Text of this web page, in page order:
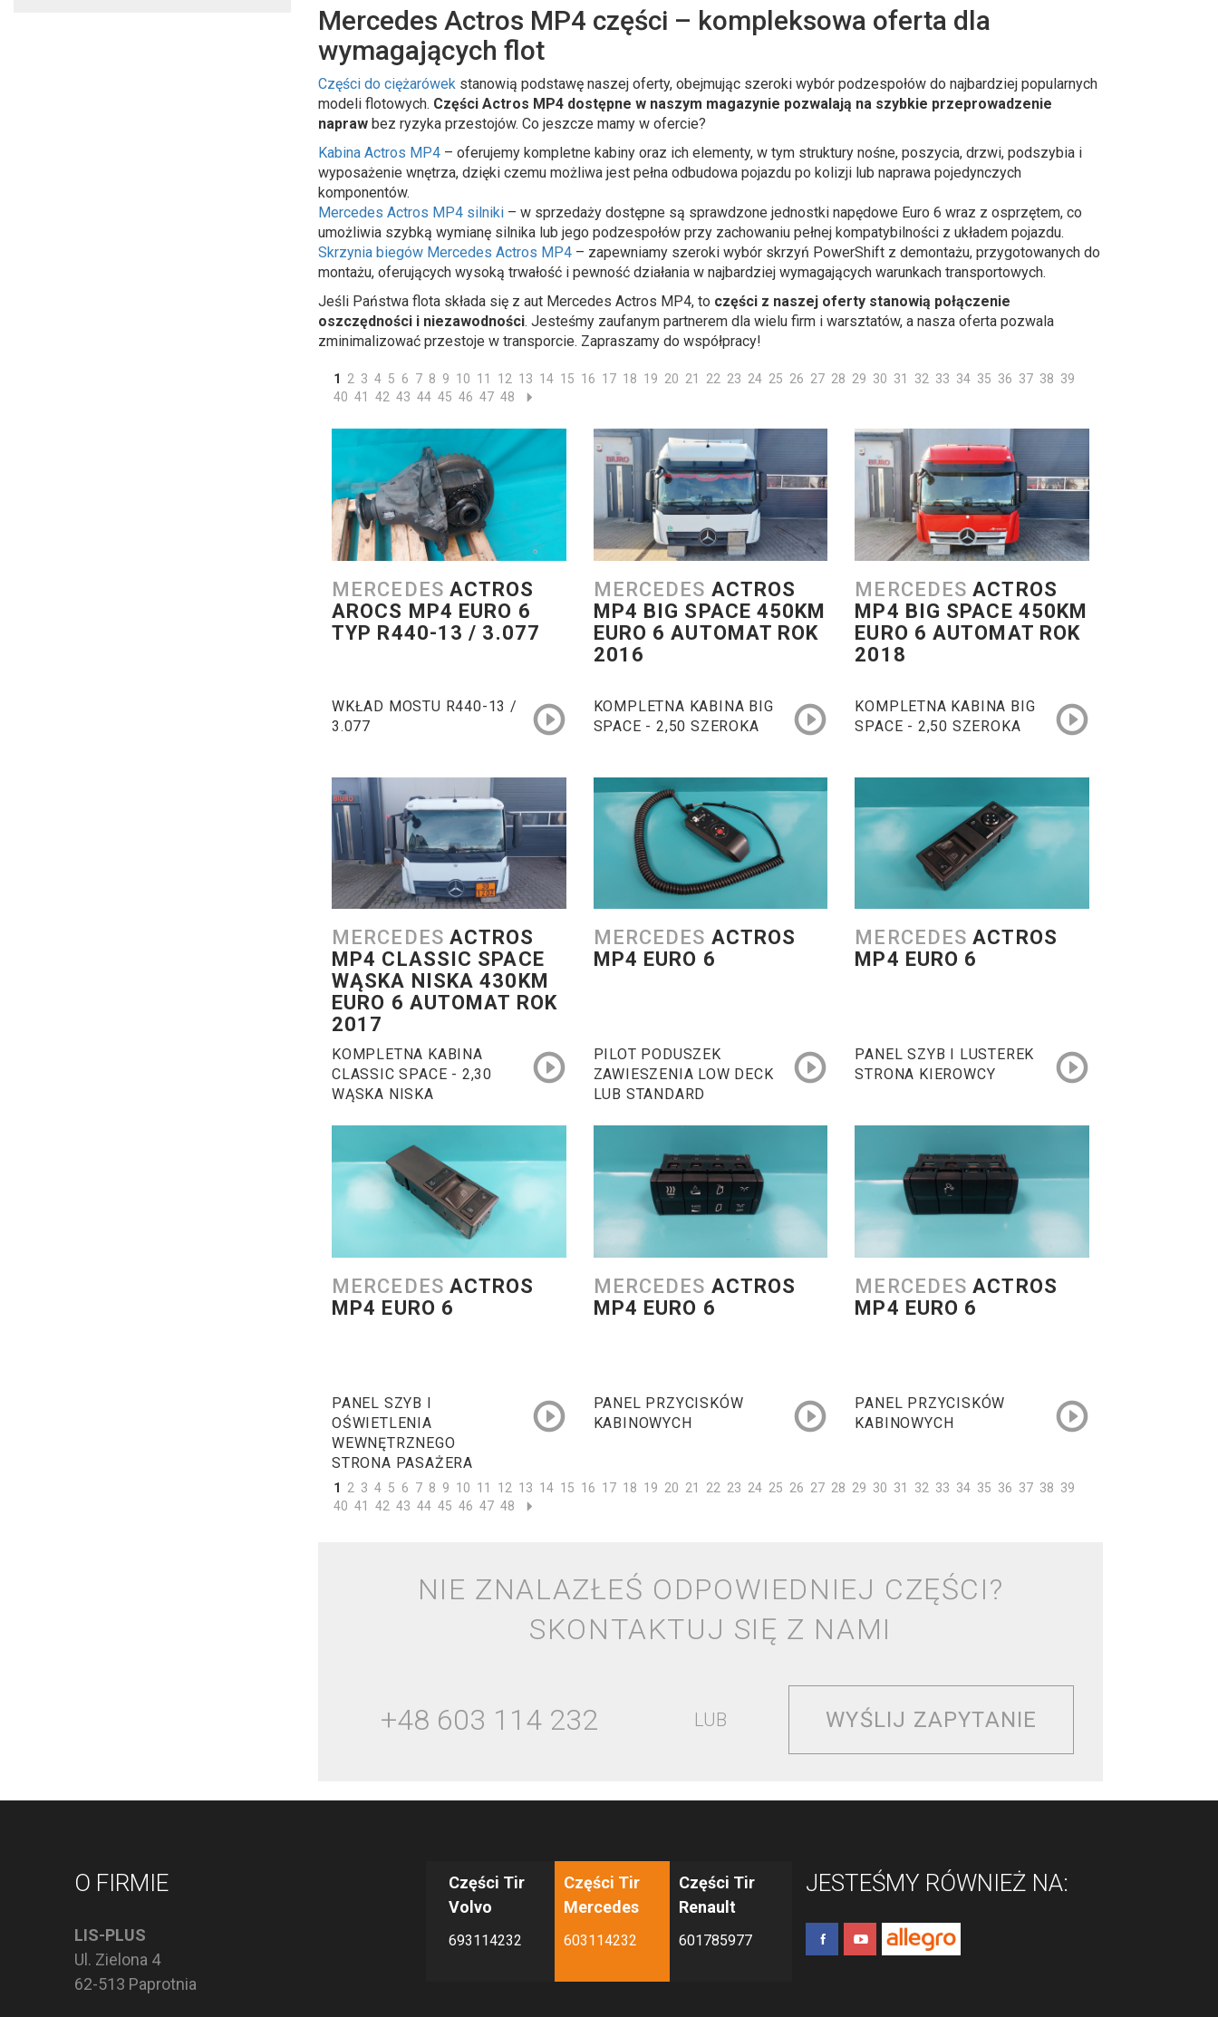
Mercedes Actros MP4 części – kompleksowa oferta dla
wymagających flot
Części do ciężarówek stanowią podstawę naszej oferty, obejmując szeroki wybór podzespołów do najbardziej popularnych
modeli flotowych. Części Actros MP4 dostępne w naszym magazynie pozwalają na szybkie przeprowadzenie
napraw bez ryzyka przestojów. Co jeszcze mamy w ofercie?
Kabina Actros MP4 – oferujemy kompletne kabiny oraz ich elementy, w tym struktury nośne, poszycia, drzwi, podszybia i
wyposażenie wnętrza, dzięki czemu możliwa jest pełna odbudowa pojazdu po kolizji lub naprawa pojedynczych
komponentów.
Mercedes Actros MP4 silniki – w sprzedaży dostępne są sprawdzone jednostki napędowe Euro 6 wraz z osprzętem, co
umożliwia szybką wymianę silnika lub jego podzespołów przy zachowaniu pełnej kompatybilności z układem pojazdu.
Skrzynia biegów Mercedes Actros MP4 – zapewniamy szeroki wybór skrzyń PowerShift z demontażu, przygotowanych do
montażu, oferujących wysoką trwałość i pewność działania w najbardziej wymagających warunkach transportowych.
Jeśli Państwa flota składa się z aut Mercedes Actros MP4, to części z naszej oferty stanowią połączenie
oszczędności i niezawodności. Jesteśmy zaufanym partnerem dla wielu firm i warsztatów, a nasza oferta pozwala
zminimalizować przestoje w transporcie. Zapraszamy do współpracy!
1 2 3 4 5 6 7 8 9 10 11 12 13 14 15 16 17 18 19 20 21 22 23 24 25 26 27 28 29 30 31 32 33 34 35 36 37 38 39
40 41 42 43 44 45 46 47 48
MERCEDES ACTROS
AROCS MP4 EURO 6
TYP R440-13 / 3.077
WKŁAD MOSTU R440-13 /
3.077
MERCEDES ACTROS
MP4 BIG SPACE 450KM
EURO 6 AUTOMAT ROK
2016
KOMPLETNA KABINA BIG
SPACE - 2,50 SZEROKA
MERCEDESACTROS
MP4 BIG SPACE 450KM
EURO 6 AUTOMAT ROK
2018
KOMPLETNA KABINA BIG
SPACE - 2,50 SZEROKA
MERCEDES ACTROS
MP4 CLASSIC SPACE
WĄSKA NISKA 430KM
EURO 6 AUTOMAT ROK
2017
KOMPLETNA KABINA
CLASSIC SPACE - 2,30
WĄSKA NISKA
MERCEDES ACTROS
MP4 EURO 6
PILOT PODUSZEK
ZAWIESZENIA LOW DECK
LUB STANDARD
MERCEDESACTROS
MP4 EURO 6
PANEL SZYB I LUSTEREK
STRONA KIEROWCY
MERCEDES ACTROS
MP4 EURO 6
PANEL SZYB I
OŚWIETLENIA
WEWNĘTRZNEGO
STRONA PASAŻERA
MERCEDES ACTROS
MP4 EURO 6
PANEL PRZYCISKÓW
KABINOWYCH
MERCEDESACTROS
MP4 EURO 6
PANEL PRZYCISKÓW
KABINOWYCH
1 2 3 4 5 6 7 8 9 10 11 12 13 14 15 16 17 18 19 20 21 22 23 24 25 26 27 28 29 30 31 32 33 34 35 36 37 38 39
40 41 42 43 44 45 46 47 48
NIE ZNALAZŁEŚ ODPOWIEDNIEJ CZĘŚCI?
SKONTAKTUJ SIĘ Z NAMI
+48 603 114 232 LUB WYŚLIJ ZAPYTANIE
O FIRMIE
LIS-PLUS
Ul. Zielona 4
62-513 Paprotnia
Części Tir
Volvo
693114232
Części Tir
Mercedes
603114232
Części Tir
Renault
601785977
JESTEŚMY RÓWNIEŻ NA: